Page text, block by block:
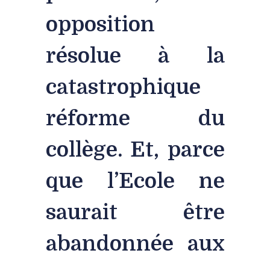
opposition
résolue à la
catastrophique
réforme du
collège. Et, parce
que l’Ecole ne
saurait être
abandonnée aux